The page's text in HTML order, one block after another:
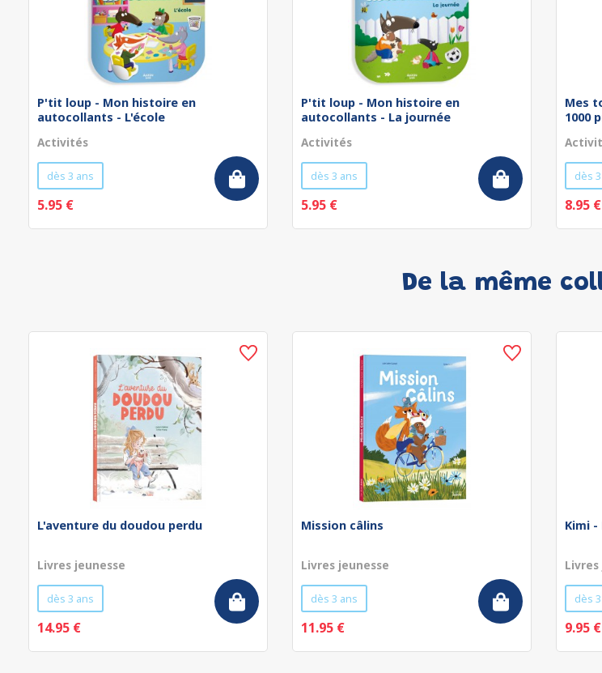
P'tit loup - Mon histoire en
autocollants - L'école
Activités
dès 3 ans
5.95 €
P'tit loup - Mon histoire en
autocollants - La journée
Activités
dès 3 ans
5.95 €
Mes
1000
dès
8.95 €
De la même
L'aventure du doudou perdu
Livres jeunesse
dès 3 ans
14.95 €
Mission câlins
Livres jeunesse
dès 3 ans
11.95 €
Kimi
Livres
dès
9.95 €